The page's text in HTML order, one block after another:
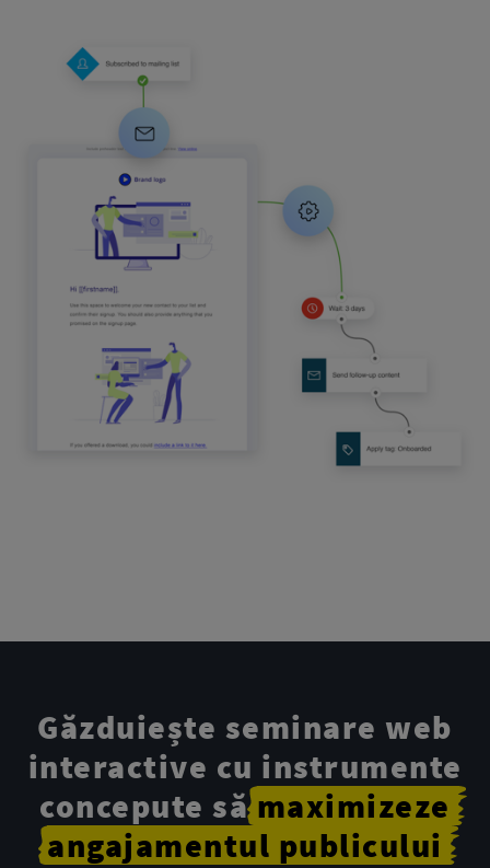
Găzduiește seminare web
interactive cu instrumente
concepute sămaximizeze
angajamentul publicului